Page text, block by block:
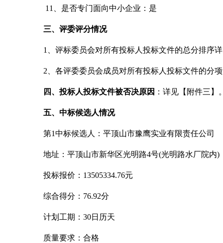
11 、是否专门面向中小企业：是
三、评委评分情况
1 、评标委员会对所有投标人投标文件的总分排序
2 、各评委委员会成员对所有投标人投标文件的分
四、投标人投标文件被否决原因 ：详见【附件三】
五、中标候选人情况
第1中标候选人：平顶山市豫鹰实业有限责任公司
地址：平顶山市新华区光明路4号(光明路水厂院内)
投标报价： 13505334.76元
综合得分： 76.92分
计划工期： 30日历天
质量要求：合格